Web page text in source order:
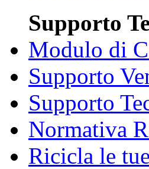
Supporto
Modulo di
Supporto
Supporto
Normativa
Ricicla le